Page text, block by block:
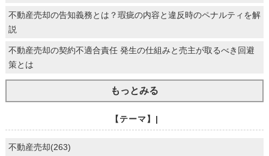
不動産売却の告知義務とは？瑕疵の内容と違反時のペナルティを解
説
不動産売却の契約不適合責任 発生の仕組みと売主が取るべき回避
策とは
もっとみる
【テーマ】|
不動産売却(263)